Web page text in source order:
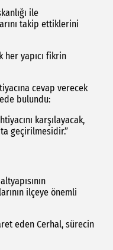
ile
takip ettiklerini
her yapıcı fikrin
cevap verecek
bulundu:
karşılayacak,
geçirilmesidir.”
ilçeye önemli
eden Cerhal, sürecin